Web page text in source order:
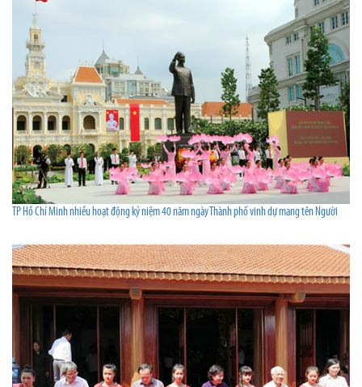
TP Hồ Chí Minh nhiều hoạt động kỷ niệm 40 năm ngày Thành phố vinh dự mang tên Người